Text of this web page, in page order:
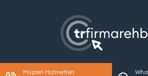
Müşteri Hizmetleri